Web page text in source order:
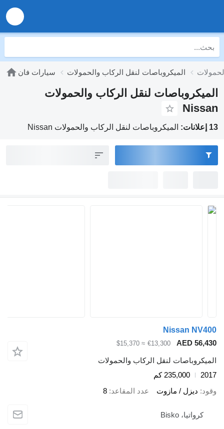
سيارات فان الميكروباصات لنقل الركاب والحمولات
الميكروباصات لنقل الركاب والحمولات
Nissan
13 إعلانات: الميكروباصات لنقل الركاب والحمولات Nissan
Nissan NV400
AED 56,430
€13,300
≈ $15,370
الميكروباصات لنقل الركاب والحمولات
2017
235,000 كم
وقود ديزل / مازوت عدد المقاعد 8
كرواتيا، Bisko